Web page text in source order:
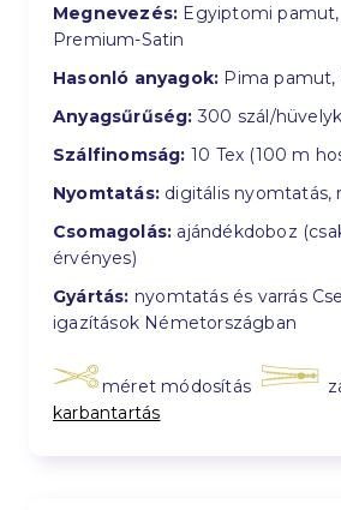
Megnevezés: Egyiptomi
Premium-Satin
Hasonló anyagok: Pima
Anyagsűrűség: 300 szál/
Szálfinomság: 10 Tex (100 m
Nyomtatás: digitális nyomtatás,
Csomagolás: ajándékdoboz
érvényes)
Gyártás: nyomtatás és varrás
igazítások Németországban
méret módosítás
karbantartás